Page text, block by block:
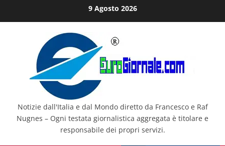
al
9 Agosto 2026
Notizie dall'Italia e dal Mondo diretto da Francesco e Raf
Nugnes – Ogni testata giornalistica aggregata è titolare e
responsabile dei propri servizi.